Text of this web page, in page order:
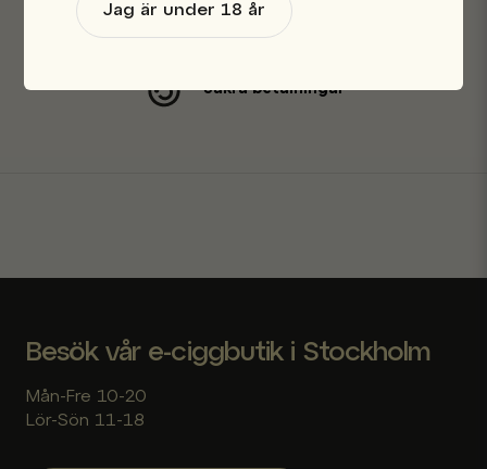
Snabba leveranser
Säkra betalningar
Jag är under 18 år
Besök vår e-ciggbutik i Stockholm
Mån-Fre 10-20
Lör-Sön 11-18